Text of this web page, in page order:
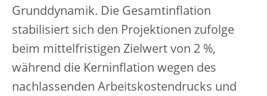
Grunddynamik. Die Gesamtinflation
stabilisiert sich den Projektionen zufolge
beim mittelfristigen Zielwert von 2 %,
während die Kerninflation wegen des
nachlassenden Arbeitskostendrucks und